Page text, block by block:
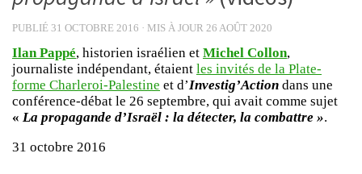
PUBLIÉ 31 OCTOBRE 2016 · MIS À JOUR 26 AOÛT 2020
Ilan Pappé, historien israélien et Michel Collon,
journaliste indépendant, étaient les invités de la Plate-
forme Charleroi-Palestine et d’Investig’Action dans une
conférence-débat le 26 septembre, qui avait comme sujet
« La propagande d’Israël : la détecter, la combattre ».
31 octobre 2016